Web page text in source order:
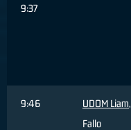
9:37
9:46 UDOM Liam,
Fallo